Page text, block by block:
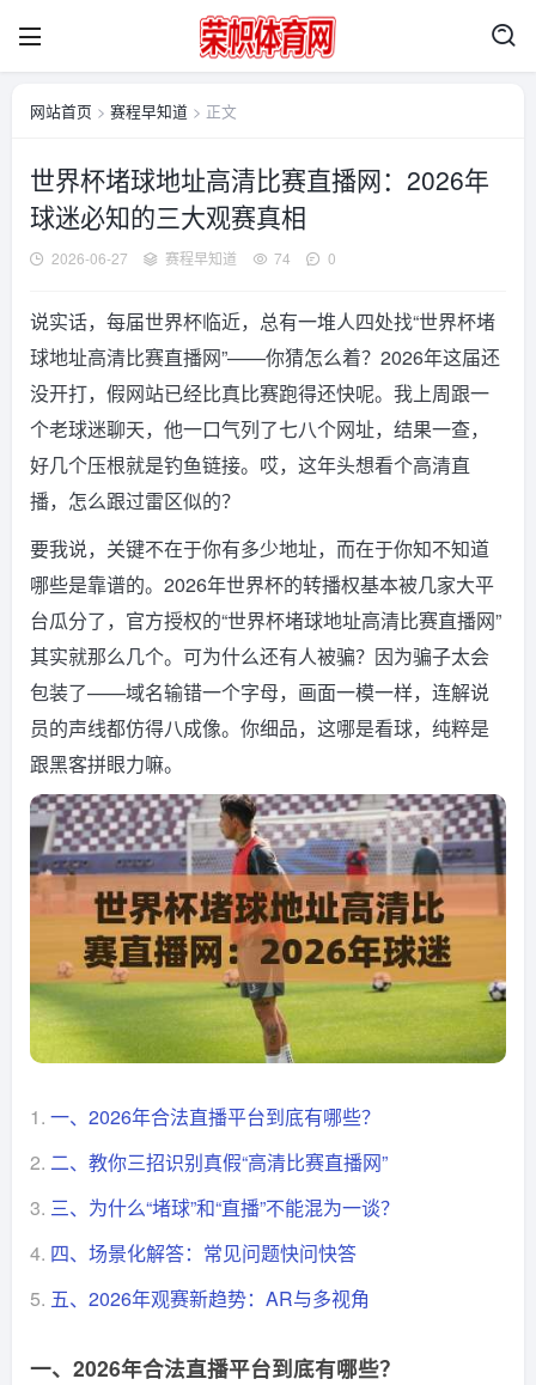
网站首页 > 赛程早知道 > 正文
世界杯堵球地址高清比赛直播网：2026年
球迷必知的三大观赛真相
2026-06-27 赛程早知道 74 0
说实话，每届世界杯临近，总有一堆人四处找“世界杯堵
球地址高清比赛直播网”——你猜怎么着？2026年这届还
没开打，假网站已经比真比赛跑得还快呢。我上周跟一
个老球迷聊天，他一口气列了七八个网址，结果一查，
好几个压根就是钓鱼链接。哎，这年头想看个高清直
播，怎么跟过雷区似的？
要我说，关键不在于你有多少地址，而在于你知不知道
哪些是靠谱的。2026年世界杯的转播权基本被几家大平
台瓜分了，官方授权的“世界杯堵球地址高清比赛直播网”
其实就那么几个。可为什么还有人被骗？因为骗子太会
包装了——域名输错一个字母，画面一模一样，连解说
员的声线都仿得八成像。你细品，这哪是看球，纯粹是
跟黑客拼眼力嘛。
1. 一、2026年合法直播平台到底有哪些？
2. 二、教你三招识别真假“高清比赛直播网”
3. 三、为什么“堵球”和“直播”不能混为一谈？
4. 四、场景化解答：常见问题快问快答
5. 五、2026年观赛新趋势：AR与多视角
一、2026年合法直播平台到底有哪些？